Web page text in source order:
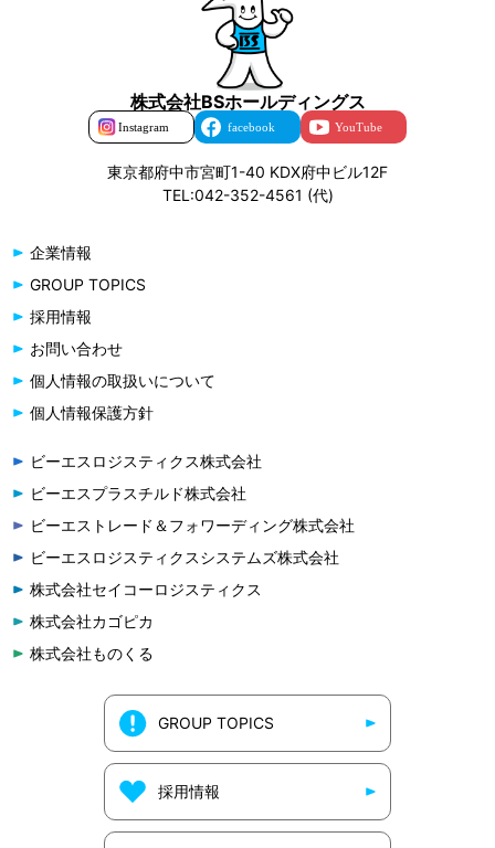
株式会社BSホールディングス
東京都府中市宮町1-40 KDX府中ビル12F
TEL:042-352-4561 (代)
企業情報
GROUP TOPICS
採用情報
お問い合わせ
個人情報の取扱いについて
個人情報保護方針
ビーエスロジスティクス株式会社
ビーエスプラスチルド株式会社
ビーエストレード＆フォワーディング株式会社
ビーエスロジスティクスシステムズ株式会社
株式会社セイコーロジスティクス
株式会社カゴピカ
株式会社ものくる
GROUP TOPICS
採用情報